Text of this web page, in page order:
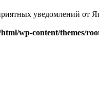
уведомлений от
wp-content/themes/